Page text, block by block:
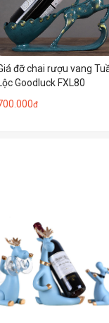
đỡ chai rượu vang
Goodluck FXL80
đ